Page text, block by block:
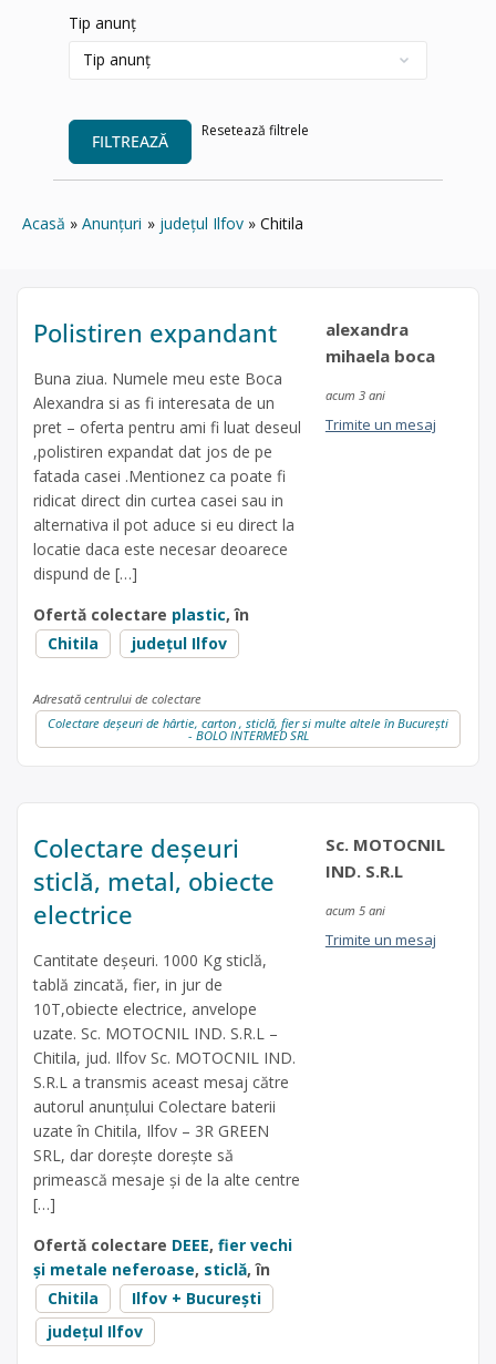
Tip anunț
FILTREAZĂ
Resetează filtrele
Acasă Anunțuri județul Ilfov Chitila
Polistiren expandant
Buna ziua. Numele meu este Boca
Alexandra si as fi interesata de un
pret – oferta pentru ami fi luat deseul
,polistiren expandat dat jos de pe
fatada casei .Mentionez ca poate fi
ridicat direct din curtea casei sau in
alternativa il pot aduce si eu direct la
locatie daca este necesar deoarece
dispund de […]
Ofertă colectare plastic, în
Chitila
județul Ilfov
alexandra
mihaela boca
acum 3 ani
Trimite un mesaj
Adresată centrului de colectare
Colectare deșeuri de hârtie, carton , sticlă, fier si multe altele în București
- BOLO INTERMED SRL
Colectare deșeuri
sticlă, metal, obiecte
electrice
Cantitate deșeuri. 1000 Kg sticlă,
tablă zincată, fier, in jur de
10T,obiecte electrice, anvelope
uzate. Sc. MOTOCNIL IND. S.R.L –
Chitila, jud. Ilfov Sc. MOTOCNIL IND.
S.R.L a transmis aceast mesaj către
autorul anunțului Colectare baterii
uzate în Chitila, Ilfov – 3R GREEN
SRL, dar dorește dorește să
primească mesaje și de la alte centre
[…]
Ofertă colectare DEEE, fier vechi
și metale neferoase, sticlă, în
Chitila
Ilfov + București
județul Ilfov
Sc. MOTOCNIL
IND. S.R.L
acum 5 ani
Trimite un mesaj